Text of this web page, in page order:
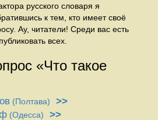
русского словаря я
к тем, кто имеет своё
Ау, читатели! Среди вас есть
всех.
«Что такое
(Полтава)
>>
(Одесса)
>>